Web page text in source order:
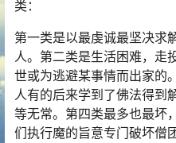
类：
第一类是以最虔诚最坚决求
人。第二类是生活困难，走
世或为逃避某事情而出家的
人有的后来学到了佛法得到
等无常。第四类最多也最坏
们执行魔的旨意专门破坏僧